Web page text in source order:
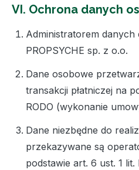
VI. Ochrona danych
Administratorem
PROPSYCHE sp. z o.o.
Dane osobowe
transakcji płatniczej na
RODO (wykonanie
Dane niezbędne do
przekazywane są
podstawie art. 6 ust. 1 lit.